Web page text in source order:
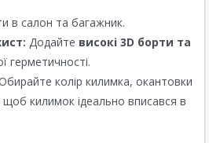
в салон та багажник.
Додайте високі 3D борти та
герметичності.
колір килимка, окантовки
килимок ідеально вписався в